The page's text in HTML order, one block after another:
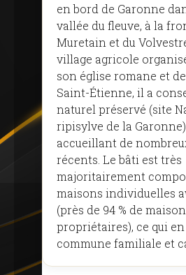
en bord de Garonne
vallée du fleuve, à la
Muretain et du
village agricole
son église romane et
Saint-Étienne, il a
naturel préservé (site
ripisylve de la
accueillant de
récents. Le bâti est très
majoritairement
maisons individuelles
(près de 94 % de
propriétaires), ce qui
commune familiale et